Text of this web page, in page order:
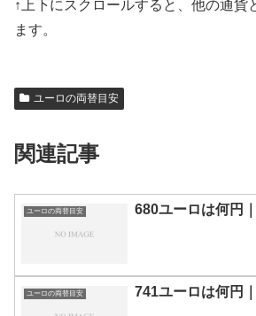
↑上下にスクロールすると、他の通貨
ます。
ユーロの両替目安
関連記事
ユーロの両替目安 680ユーロは何円
ユーロの両替目安 741ユーロは何円